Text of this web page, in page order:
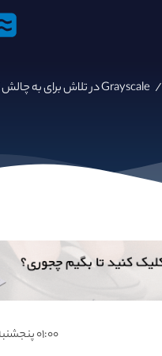
/
۰۱:۰۰ پنجشنبه - ۱۴۰۱/۴/۹